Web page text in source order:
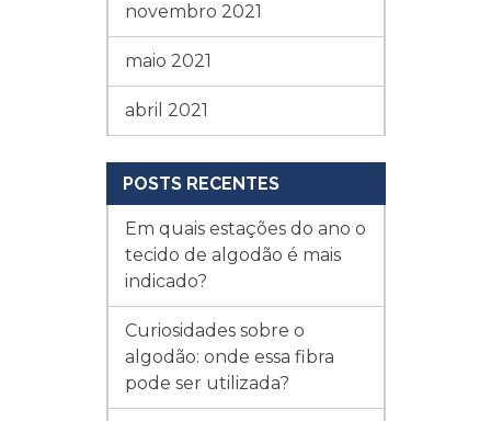
novembro 2021
maio 2021
abril 2021
POSTS RECENTES
Em quais estações do ano o
tecido de algodão é mais
indicado?
Curiosidades sobre o
algodão: onde essa fibra
pode ser utilizada?